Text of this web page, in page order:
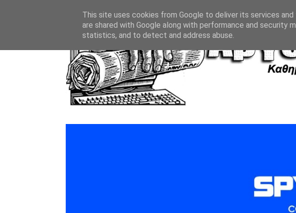
This site uses cookies from Google to deliver its services
are shared with Google along with performance and security
statistics, and to detect and address abuse.